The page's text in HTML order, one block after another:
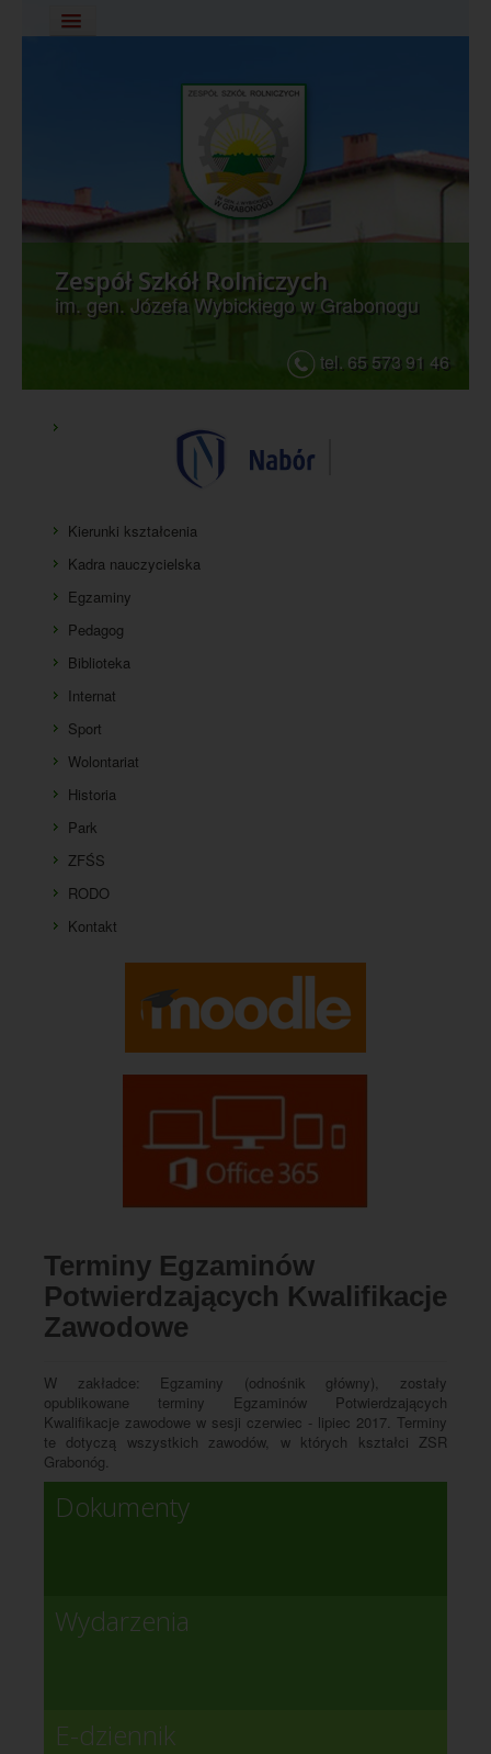
Uwaga:
Zamówienia publiczne
tel. 65 573 91 46
Zespół Szkół Rolniczych
im. gen. Józefa Wybickiego w Grabonogu
Kierunki kształcenia
Kadra nauczycielska
Egzaminy
Pedagog
Biblioteka
Internat
Sport
Wolontariat
Historia
Park
ZFŚS
RODO
Kontakt
Terminy Egzaminów
Potwierdzających Kwalifikacje
Zawodowe
W zakładce: Egzaminy (odnośnik główny), zostały
opublikowane terminy Egzaminów Potwierdzających
Kwalifikacje zawodowe w sesji czerwiec - lipiec 2017. Terminy
te dotyczą wszystkich zawodów, w których kształci ZSR
Grabonóg.
Dokumenty
Wydarzenia
E-dziennik